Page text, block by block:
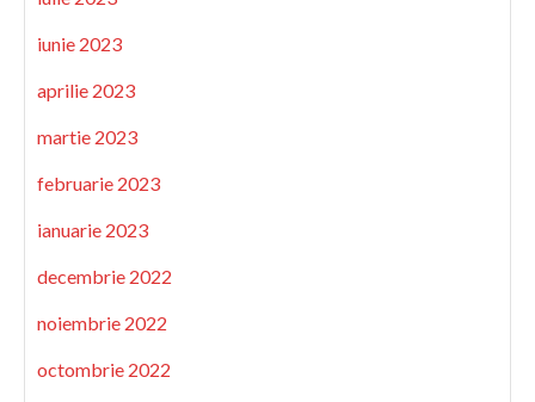
iunie 2023
aprilie 2023
martie 2023
februarie 2023
ianuarie 2023
decembrie 2022
noiembrie 2022
octombrie 2022